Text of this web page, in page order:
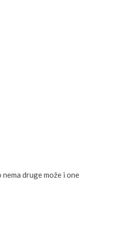
druge može i one